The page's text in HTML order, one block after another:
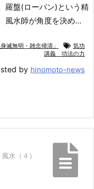
羅盤(ローパン)という精
風水師が角度を決め…
滅無明・雑念掃清」
気功
講義 功法の力
by hinomoto-news
風水（４）